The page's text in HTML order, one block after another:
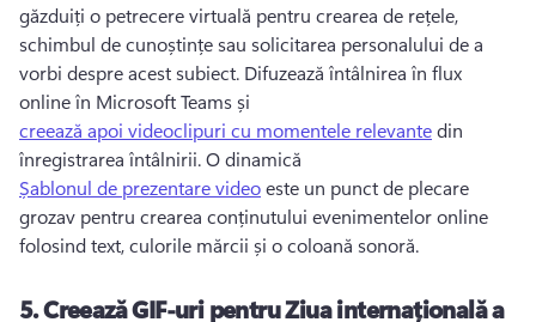
găzduiți o petrecere virtuală pentru crearea de rețele,
schimbul de cunoștințe sau solicitarea personalului de a
vorbi despre acest subiect. Difuzează întâlnirea în flux
online în Microsoft Teams și
creează apoi videoclipuri cu momentele relevante din
înregistrarea întâlnirii. O dinamică
Șablonul de prezentare video este un punct de plecare
grozav pentru crearea conținutului evenimentelor online
folosind text, culorile mărcii și o coloană sonoră.
5.Creează GIF-uri pentru Ziua internațională a